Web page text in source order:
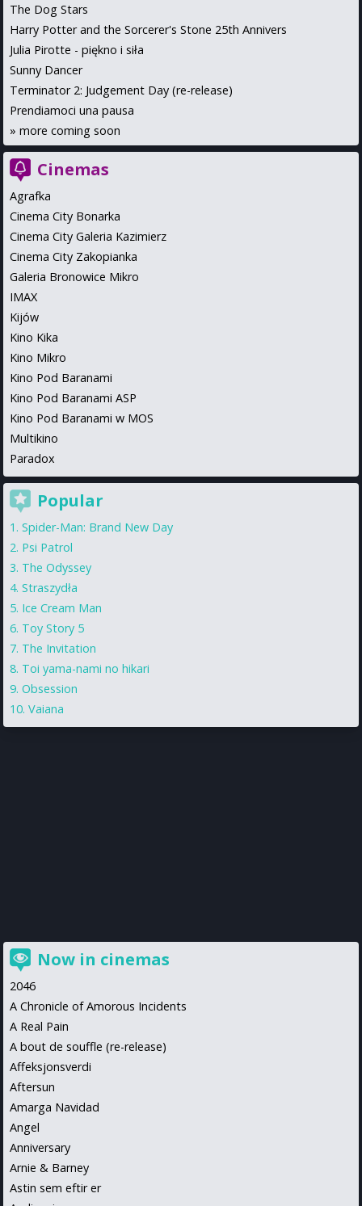
The Dog Stars
Harry Potter and the Sorcerer's Stone 25th Annivers
Julia Pirotte - piękno i siła
Sunny Dancer
Terminator 2: Judgement Day (re-release)
Prendiamoci una pausa
» more coming soon
Cinemas
Agrafka
Cinema City Bonarka
Cinema City Galeria Kazimierz
Cinema City Zakopianka
Galeria Bronowice Mikro
IMAX
Kijów
Kino Kika
Kino Mikro
Kino Pod Baranami
Kino Pod Baranami ASP
Kino Pod Baranami w MOS
Multikino
Paradox
Popular
Spider-Man: Brand New Day
Psi Patrol
The Odyssey
Straszydła
Ice Cream Man
Toy Story 5
The Invitation
Toi yama-nami no hikari
Obsession
Vaiana
Now in cinemas
2046
A Chronicle of Amorous Incidents
A Real Pain
A bout de souffle (re-release)
Affeksjonsverdi
Aftersun
Amarga Navidad
Angel
Anniversary
Arnie & Barney
Astin sem eftir er